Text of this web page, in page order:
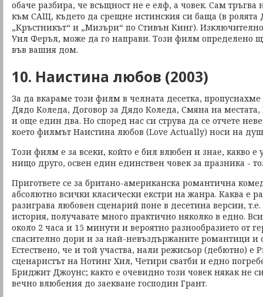
обаче разбира, че всъщност не е елф, а човек. Сам тръгва
към САЩ, където да срещне истинския си баща (в
„Кръстникът“ и „Мизъри“ по Стивън Кинг).
Уил Феръл, може да го направи. Този филм определено
във вашия дом.
10. Наистина любов (2003)
За да вкараме този филм в челната десетка,
Дядо Коледа, Договор за Дядо Коледа, Смяна на
и още един два. Но според нас си струва да се отчете
което филмът Наистина любов (Love Actually) носи на
Този филм е за всеки, който е бил влюбен и знае, какво
нищо друго, освен един единствен човек за празника -
Пригответе се за британо-американска романтична
абсолютно всички класически екстри на жанра. Каква е
разиграва любовен сценарий поне в десетина версии,
история, получавате много практично няколко в едно.
около 2 часа и 15 минути и вероятно разнообразието от
спасително дори и за най-невъздържаните романтици и
Естествено, че и той участва, нали режисьор (дебютно) е
сценаристът на Нотинг Хил, Четири сватби и едно
Бриджит Джоунс; както е очевидно този човек някак не
вечно влюбения до заекване господин Грант.